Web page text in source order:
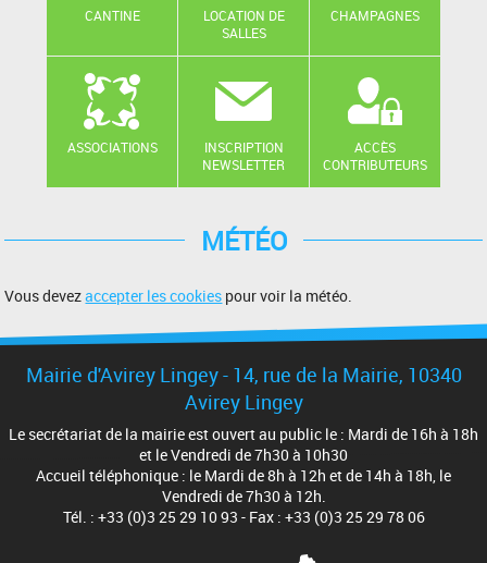
CANTINE
LOCATION DE
SALLES
CHAMPAGNES
ASSOCIATIONS
INSCRIPTION
NEWSLETTER
ACCÈS
CONTRIBUTEURS
MÉTÉO
Vous devezaccepter les cookies pour voir la météo.
Mairie d'Avirey Lingey - 14, rue de la Mairie, 10340
Avirey Lingey
Le secrétariat de la mairie est ouvert au public le : Mardi de 16h à 18h
et le Vendredi de 7h30 à 10h30
Accueil téléphonique : le Mardi de 8h à 12h et de 14h à 18h, le
Vendredi de 7h30 à 12h.
Tél. : +33 (0)3 25 29 10 93 - Fax : +33 (0)3 25 29 78 06